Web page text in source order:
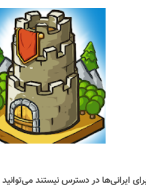
ایرانی‌ها در دسترس نیستند می‌توانید